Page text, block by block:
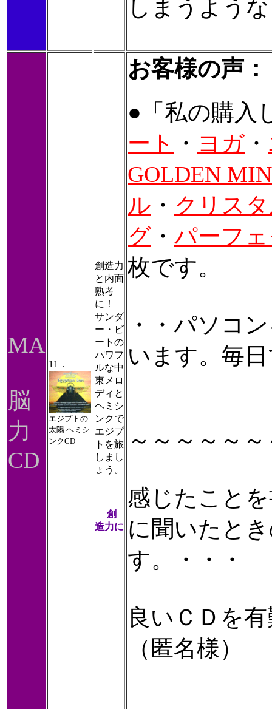
しまうよう
MA
脳
力
CD
11．
エジプトの
太陽 へミシ
ンクCD
創造力
と内面
熟考
に！
サンダ
ー・ビ
ートの
パワフ
ルな中
東メロ
ディと
ヘミシ
ンクで
エジプ
トを旅
しまし
ょう。
創
造力に
お客様の声：
●「私の購入
ート
・ ヨガ ・
GOLDEN
ル ・ クリス
グ ・ パーフ
枚です。
・・パソコ
います。毎
～～～～～
感じたこと
に聞いたと
す。・・・
良いＣＤを
（匿名様）